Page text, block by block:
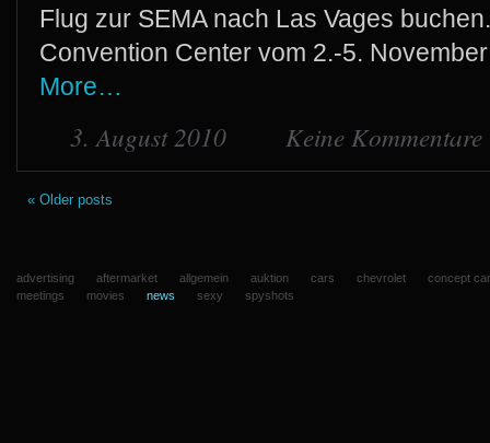
Flug zur SEMA nach Las Vages
Convention Center vom 2.-5.
More…
3. August 2010 Keine Kommentare
« Older posts
advertising aftermarket allgemein auktion cars chevrolet
concept
meetings
movies news sexy spyshots